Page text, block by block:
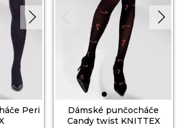
Peri
Dámské punčocháče
Candy twist KNITTEX